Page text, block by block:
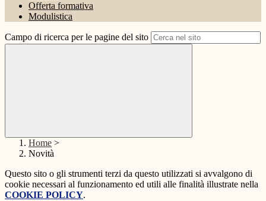
Offerta formativa
Modulistica
Campo di ricerca per le pagine del sito
Home >
Novità
Questo sito o gli strumenti terzi da questo utilizzati si avvalgono di
cookie necessari al funzionamento ed utili alle finalità illustrate nella
COOKIE POLICY.